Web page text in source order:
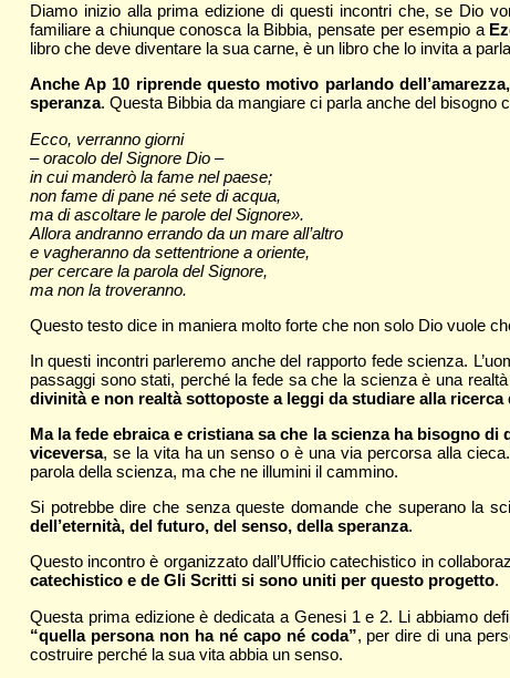
Diamo inizio alla prima edizione di questi incontri che, se Dio
familiare a chiunque conosca la Bibbia, pensate per esempio a
libro che deve diventare la sua carne, è un libro che lo invita a
Anche Ap 10 riprende questo motivo parlando
speranza. Questa Bibbia da mangiare ci parla anche del bisogno
Ecco, verranno giorni
– oracolo del Signore Dio –
in cui manderò la fame nel paese;
non fame di pane né sete di acqua,
ma di ascoltare le parole del Signore».
Allora andranno errando da un mare all’altro
e vagheranno da settentrione a oriente,
per cercare la parola del Signore,
ma non la troveranno.
Questo testo dice in maniera molto forte che non solo Dio vuole
In questi incontri parleremo anche del rapporto fede scienza.
passaggi sono stati, perché la fede sa che la scienza è una
divinità e non realtà sottoposte a leggi da studiare alla ricerca
Ma la fede ebraica e cristiana sa che la scienza ha bisogno
viceversa, se la vita ha un senso o è una via percorsa alla
parola della scienza, ma che ne illumini il cammino.
Si potrebbe dire che senza queste domande che superano la
dell’eternità, del futuro, del senso, della speranza.
Questo incontro è organizzato dall’Ufficio catechistico in
catechistico e de Gli Scritti si sono uniti per questo progetto.
Questa prima edizione è dedicata a Genesi 1 e 2. Li abbiamo
“quella persona non ha né capo né coda”, per dire di una
costruire perché la sua vita abbia un senso.